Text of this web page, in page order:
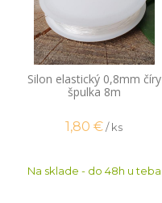
Silon elastický 0,8mm číry
špulka 8m
1,80 €/ ks
Na sklade - do 48h u teba